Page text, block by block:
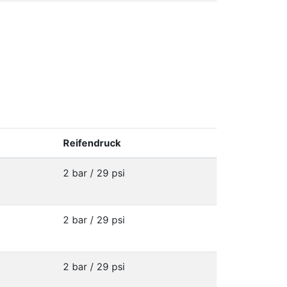
Reifendruck
2 bar / 29 psi
2 bar / 29 psi
2 bar / 29 psi